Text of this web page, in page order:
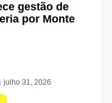
gestão de
por Monte
julho 31, 2026